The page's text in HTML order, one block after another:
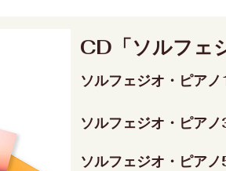
CD「ソルフェ
ソルフェジオ・ピア
ソルフェジオ・ピア
ソルフェジオ・ピア